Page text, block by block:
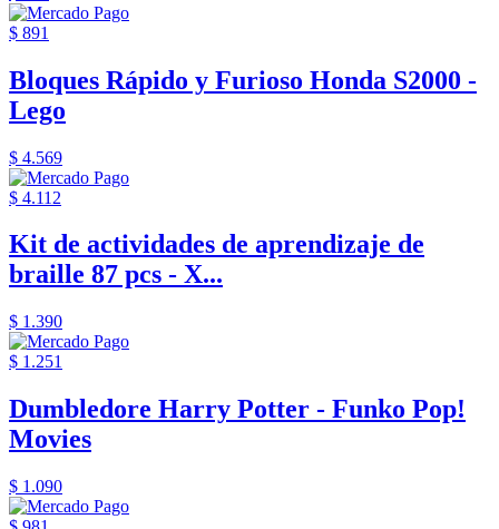
$ 891
Bloques Rápido y Furioso Honda S2000 -
Lego
$ 4.569
$ 4.112
Kit de actividades de aprendizaje de
braille 87 pcs - X...
$ 1.390
$ 1.251
Dumbledore Harry Potter - Funko Pop!
Movies
$ 1.090